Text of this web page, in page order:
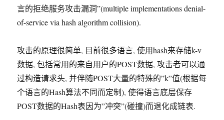
言的拒绝服务攻击漏洞”(multiple implementations denial-
of-service via hash algorithm collision).
攻击的原理很简单, 目前很多语言, 使用hash来存储k-v
数据, 包括常用的来自用户的POST数据, 攻击者可以通
过构造请求头, 并伴随POST大量的特殊的”k”值(根据每
个语言的Hash算法不同而定制), 使得语言底层保存
POST数据的Hash表因为”冲突”(碰撞)而退化成链表.